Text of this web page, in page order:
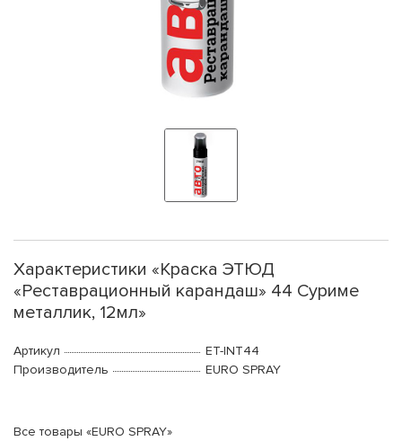
Характеристики «Краска ЭТЮД
«Реставрационный карандаш» 44 Суриме
металлик, 12мл»
Артикул
ET-INT44
Производитель
EURO SPRAY
Все товары «EURO SPRAY»